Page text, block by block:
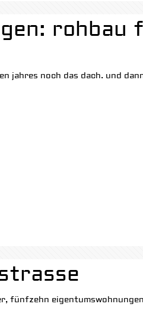
rohbau
jahres noch das dach. und
fünfzehn